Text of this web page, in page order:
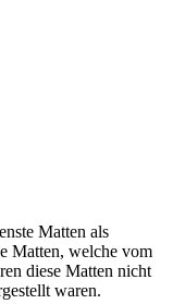
Matten als
Matten, welche vom
diese Matten nicht
waren.